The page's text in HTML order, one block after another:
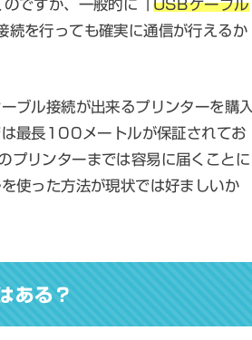
ですが、一般的に「USBケーブル
続を行っても確実に通信が行えるか
ブル接続が出来るプリンターを購入
最長100メートルが保証されてお
プリンターまでは容易に届くことに
使った方法が現状では好ましいか
ある？